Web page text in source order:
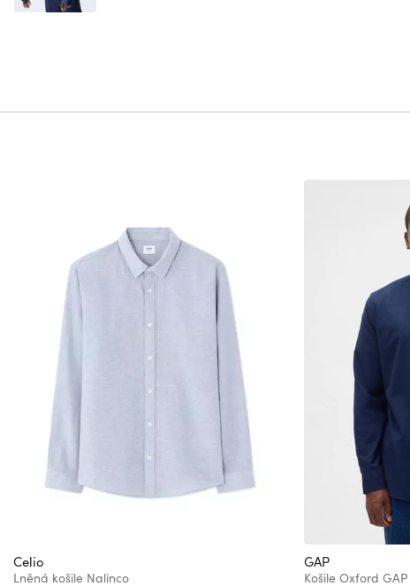
Celio
Lněná košile Nalinco
GAP
Košile Oxford GAP